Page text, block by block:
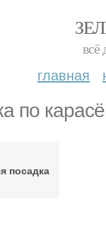
всё
главная
по
посадка